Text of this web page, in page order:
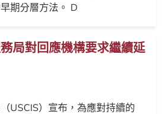
期分層方法。 D
局對回應機構要求繼續延
USCIS）宣布，為應對持續的